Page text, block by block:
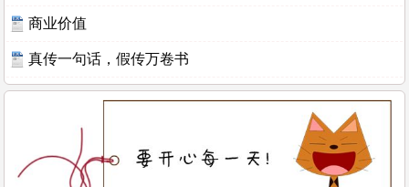
商业价值
真传一句话，假传万卷书